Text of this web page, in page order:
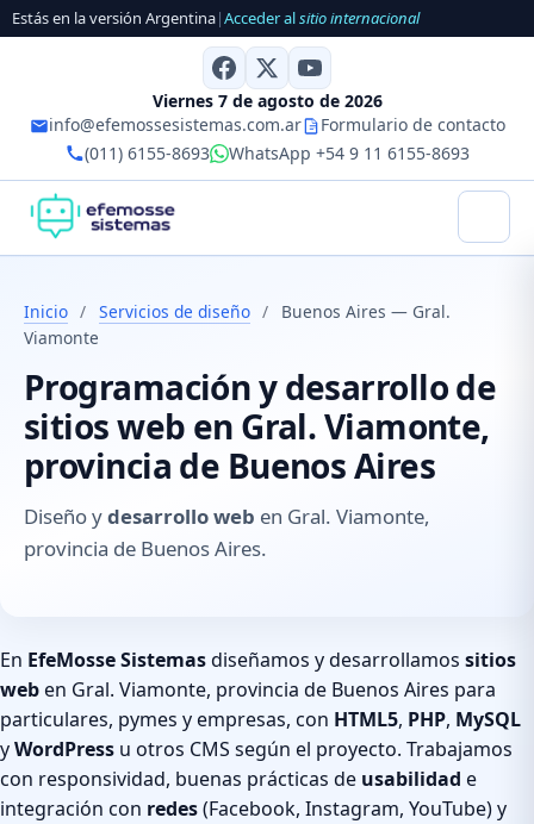
Estás en la versión Argentina|Acceder alsitio internacional
Viernes 7 de agosto de 2026
info@efemossesistemas.com.ar
Formulario de contacto
(011) 6155-8693
WhatsApp +54 9 11 6155-8693
Inicio / Servicios de diseño /
Buenos Aires — Gral.
Viamonte
Programación y desarrollo de
sitios web en Gral. Viamonte,
provincia de Buenos Aires
Diseño ydesarrollo web en Gral. Viamonte,
provincia de Buenos Aires.
En EfeMosse Sistemasdiseñamos y desarrollamos sitios
weben Gral. Viamonte, provincia de Buenos Aires para
particulares, pymes y empresas, con HTML5, PHP, MySQL
yWordPress u otros CMS según el proyecto. Trabajamos
con responsividad, buenas prácticas de usabilidad e
integración con redes(Facebook, Instagram, YouTube) y